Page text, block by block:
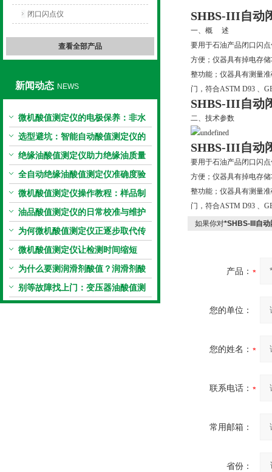
闭口闪点仪
查看全部产品
新闻动态 NEWS
微机酸值测定仪的电极保养：非水
电极的清洗与活化方法
选型避坑：智能自动酸值测定仪的
加热功率与萃取时间关系
绝缘油酸值测定仪助力绝缘油质量
把控，降低设备故障
全自动绝缘油酸值测定仪准确度验
证：标准物质标定步骤
微机酸值测定仪操作教程：样品制
备、参数设置与结果解读
油品酸值测定仪的日常校准与维护
流程
为何微机酸值测定仪正逐步取代传
统手动滴定法？
微机酸值测定仪让检测时间缩短
50%
为什么要测润滑剂酸值？润滑剂酸
值测定法告诉你答案
别等故障找上门：变压器油酸值测
试仪的预警功能
SHBS-III自动
一、概 述
要用于石油产品闭口闪
方便；仪器具有掉电存
整功能；仪器具有测量
门，符合ASTM D93 、
SHBS-III自动
二、技术参数
SHBS-III自动
要用于石油产品闭口闪
方便；仪器具有掉电存
整功能；仪器具有测量
门，符合ASTM D93 、
如果你对*SHBS-III自
产品：
您的单位：
您的姓名：
联系电话：
常用邮箱：
省份：